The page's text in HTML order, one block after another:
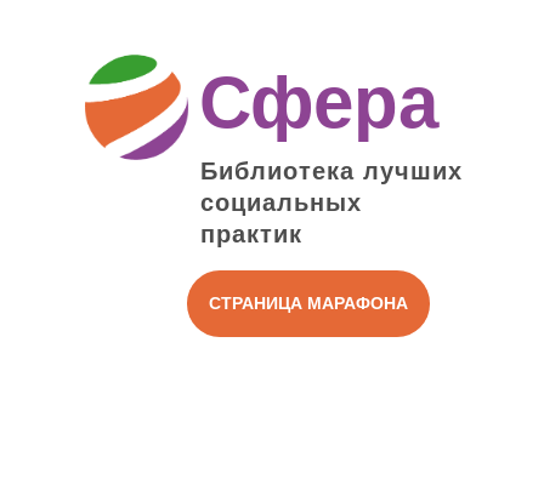
Библиотека лучших
социальных
практик
Сфера
СТРАНИЦА МАРАФОНА